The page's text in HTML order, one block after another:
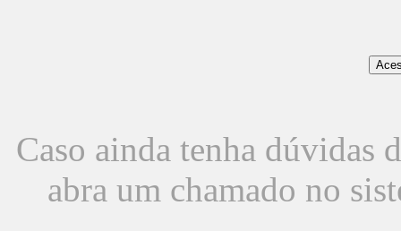
Caso ainda tenha dúvidas
abra um chamado no